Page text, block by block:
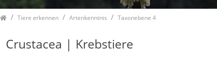
HomeTiere erkennen Artenkenntnis Taxonebene 4
Crustacea | Krebstiere